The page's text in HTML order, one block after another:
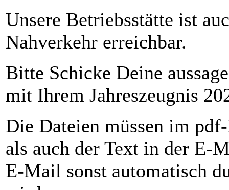
Unsere Betriebsstätte ist
Nahverkehr erreichbar.
Bitte Schicke Deine
mit Ihrem Jahreszeugnis
Die Dateien müssen im
als auch der Text in der E-
E-Mail sonst automatisch